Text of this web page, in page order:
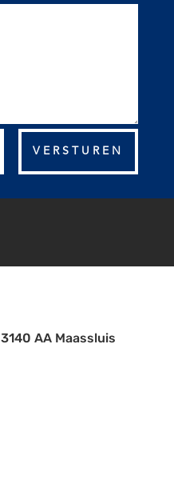
VERSTUREN
AA Maassluis